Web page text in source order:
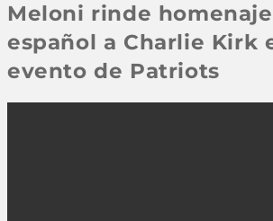
Meloni rinde
español a Charlie Kirk
evento de Patriots